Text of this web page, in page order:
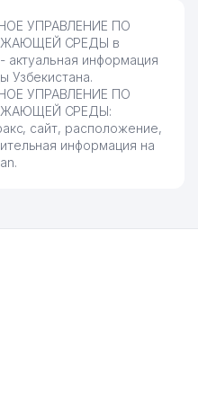
УПРАВЛЕНИЕ ПО
СРЕДЫ в
актуальная информация
Узбекистана.
УПРАВЛЕНИЕ ПО
СРЕДЫ:
сайт, расположение,
информация на